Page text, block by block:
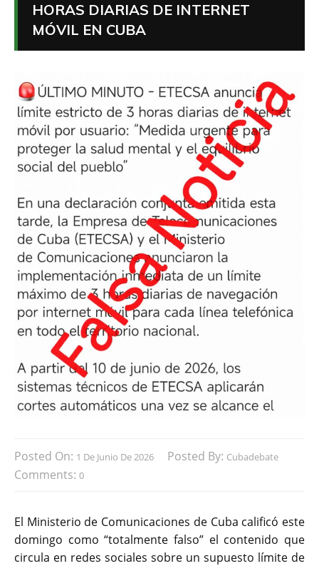
HORAS DIARIAS DE INTERNET
MÓVIL EN CUBA
Posted On: 1 De Junio De 2026 Posted By: Cubadebate
Comments: 0
El Ministerio de Comunicaciones de Cuba calificó este
domingo como “totalmente falso” el contenido que
circula en redes sociales sobre un supuesto límite de